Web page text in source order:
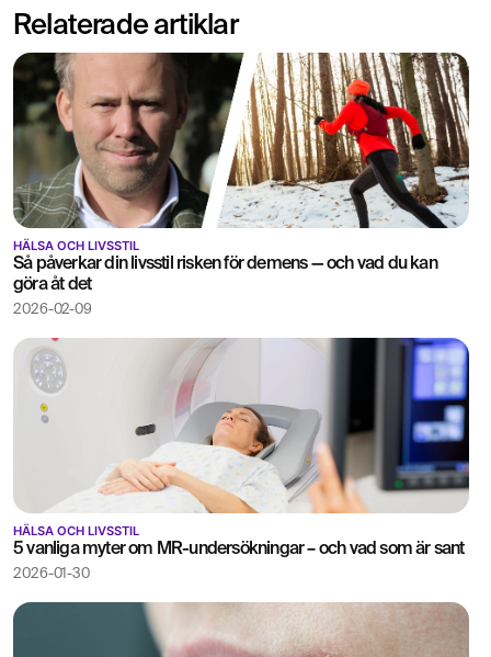
Relaterade artiklar
HÄLSA OCH LIVSSTIL
Så påverkar din livsstil risken för demens — och vad du kan
göra åt det
2026-02-09
HÄLSA OCH LIVSSTIL
5 vanliga myter om MR-undersökningar – och vad som är sant
2026-01-30